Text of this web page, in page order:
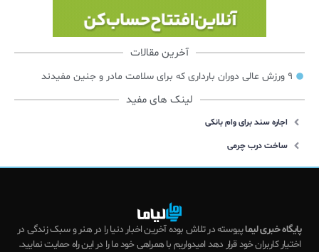
آخرین مقالات
۹ ورزش عالی دوران بارداری که برای سلامت مادر و جنین مفیدند
لینک های مفید
اجاره سند برای وام بانکی
ساخت درب چرمی
پایگاه خبری لیماپیوسته در تلاش بوده آخرین اخبار دنیا را در هنر و سبک زندگی در
اختیار کاربران خود قرار دهد امیدواریم با همراهی خود ما را در این راه حمایت نمایید.